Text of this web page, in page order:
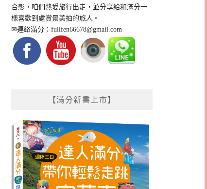
合影，咱們熱愛旅行出走，並分享給和滿分一
樣喜歡到處賞景美拍的旅人。
✉連絡滿分：fullfen66678@gmail.com
【滿分新書上市】